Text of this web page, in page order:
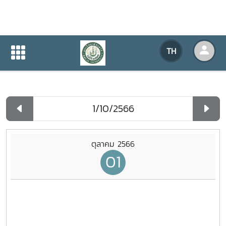
TH
ปฏิทินกิจกรรมของหน่วยงาน
ปฏิทินกิจกรรมของหน่วยงาน
ตุลาคม 2566
01